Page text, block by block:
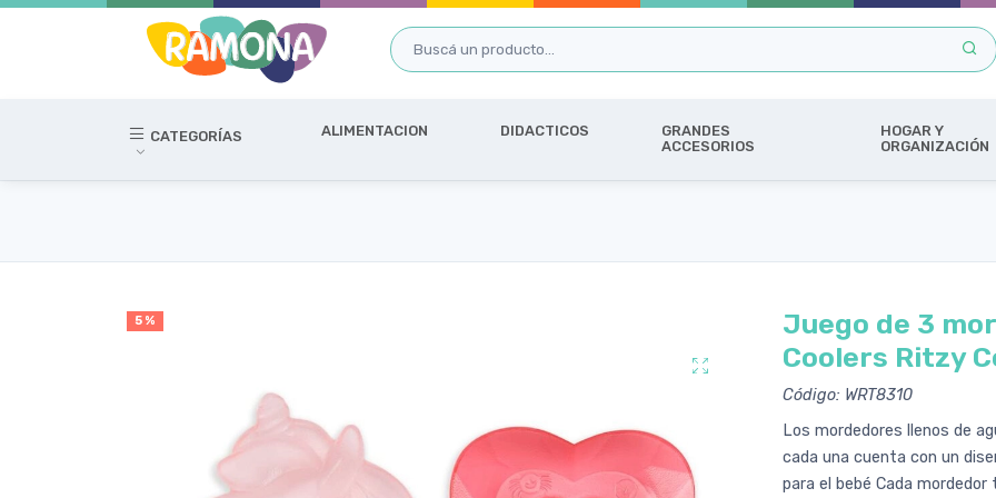
CATEGORÍAS ALIMENTACION DIDACTICOS
GRANDES
ACCESORIOS
HOGAR Y
ORGANIZACIÓN
5 %
Juego de 3
Coolers Ritzy
Código: WRT8310
Los mordedores llenos de
cada una cuenta con un
para el bebé Cada